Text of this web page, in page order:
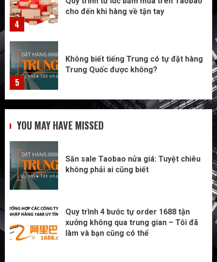
4
cho đến khi hàng về tận tay
5
Không biết tiếng Trung có tự đặt hàng
Trung Quốc được không?
1
không phải ai cũng biết
Quy trình 4 bước tự order 1688 tận
Đừng nhập hàng Taobao nếu bạn chưa
YOU MAY HAVE MISSED
Săn sale Taobao nửa giá: Tuyệt chiêu
không phải ai cũng biết
Quy trình 4 bước tự order 1688 tận
xưởng không qua trung gian – Tôi đã
làm và bạn cũng có thể